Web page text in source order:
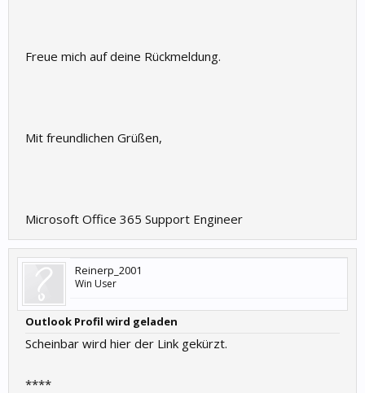
Freue mich auf deine Rückmeldung.
Mit freundlichen Grüßen,
Microsoft Office 365 Support Engineer
Reinerp_2001
Win User
Outlook Profil wird geladen
Scheinbar wird hier der Link gekürzt.
****